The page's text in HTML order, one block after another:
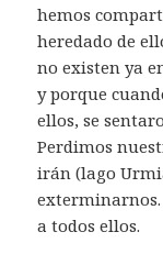
hemos
heredado de
no existen ya
y porque
ellos, se
Perdimos
irán (lago
a todos ellos.